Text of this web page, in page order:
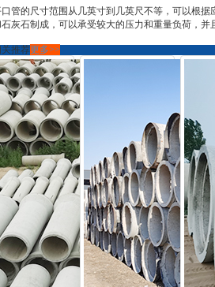
管的尺寸范围从几英寸到几英尺不等，可以根
灰石制成，可以承受较大的压力和重量负荷，并
推荐更多>>